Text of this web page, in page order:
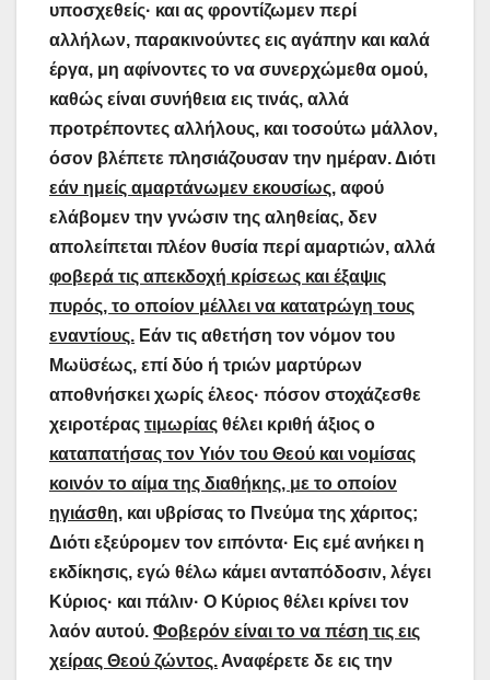
υποσχεθείς· και ας φροντίζωμεν περί
αλλήλων, παρακινούντες εις αγάπην και καλά
έργα, μη αφίνοντες το να συνερχώμεθα ομού,
καθώς είναι συνήθεια εις τινάς, αλλά
προτρέποντες αλλήλους, και τοσούτω μάλλον,
όσον βλέπετε πλησιάζουσαν την ημέραν. Διότι
εάν ημείς αμαρτάνωμεν εκουσίως, αφού
ελάβομεν την γνώσιν της αληθείας, δεν
απολείπεται πλέον θυσία περί αμαρτιών, αλλά
φοβερά τις απεκδοχή κρίσεως και έξαψις
πυρός, το οποίον μέλλει να κατατρώγη τους
εναντίους. Εάν τις αθετήση τον νόμον του
Μωϋσέως, επί δύο ή τριών μαρτύρων
αποθνήσκει χωρίς έλεος· πόσον στοχάζεσθε
χειροτέρας τιμωρίας θέλει κριθή άξιος ο
καταπατήσας τον Υιόν του Θεού και νομίσας
κοινόν το αίμα της διαθήκης, με το οποίον
ηγιάσθη, και υβρίσας το Πνεύμα της χάριτος;
Διότι εξεύρομεν τον ειπόντα· Εις εμέ ανήκει η
εκδίκησις, εγώ θέλω κάμει ανταπόδοσιν, λέγει
Κύριος· και πάλιν· Ο Κύριος θέλει κρίνει τον
λαόν αυτού. Φοβερόν είναι το να πέση τις εις
χείρας Θεού ζώντος. Αναφέρετε δε εις την